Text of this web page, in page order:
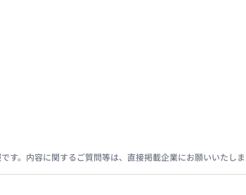
す。内容に関するご質問等は、直接掲載企業にお願いいたし